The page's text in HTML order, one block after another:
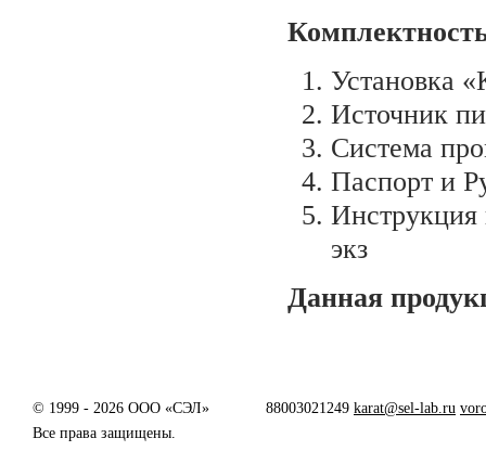
Установка
Источник
Система
Паспорт и
Инструкция
экз
Данная
© 1999 - 2026 ООО «СЭЛ»
Все права защищены.
88003021249 karat@sel-lab.ru